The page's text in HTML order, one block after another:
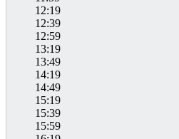
12:19
12:39
12:59
13:19
13:49
14:19
14:49
15:19
15:39
15:59